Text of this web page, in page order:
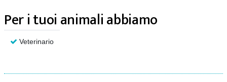
Per i tuoi animali abbiamo
Veterinario